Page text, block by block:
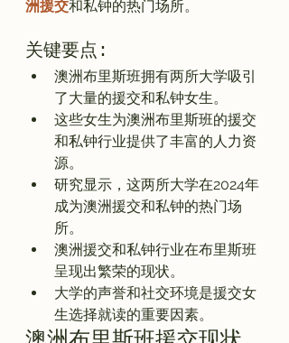
洲援交
关键要点:
澳洲布里斯班拥有两所大学吸引
了大量的援交和私钟女生。
这些女生为澳洲布里斯班的援交
和私钟行业提供了丰富的人力资
源。
研究显示，这两所大学在2024年
成为澳洲援交和私钟的热门场
所。
澳洲援交和私钟行业在布里斯班
呈现出繁荣的现状。
大学的声誉和社交环境是援交女
生选择就读的重要因素。